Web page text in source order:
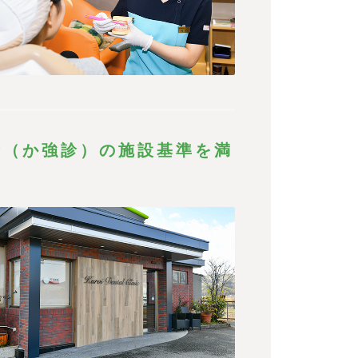
か強診）の施設基準を満